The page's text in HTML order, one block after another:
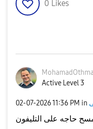
0 Likes
Active Level 3
‎02-07-202611:36 PM in
حاجه على التليفون